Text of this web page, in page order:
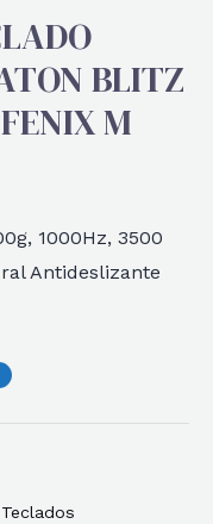
BLITZ
M
1000Hz, 3500
Antideslizante
Teclados